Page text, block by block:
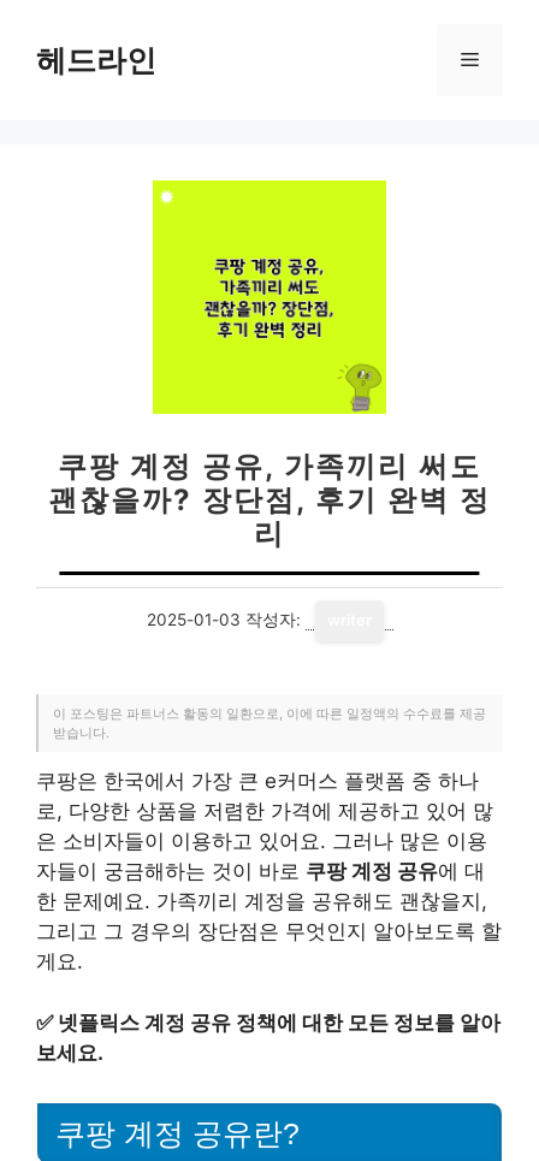
헤드라인 메
쿠팡 계정 공유, 가족끼리 써도
괜찮을까? 장단점, 후기 완벽 정
리
2025-01-03 작성자:
이 포스팅은 파트너스 활동의 일환으로, 이에 따른 일정액의 수수료를 제공
받습니다.
쿠팡은 한국에서 가장 큰 e커머스 플랫폼 중 하나
로, 다양한 상품을 저렴한 가격에 제공하고 있어 많
은 소비자들이 이용하고 있어요. 그러나 많은 이용
자들이 궁금해하는 것이 바로 쿠팡 계정 공유에 대
한 문제예요. 가족끼리 계정을 공유해도 괜찮을지,
그리고 그 경우의 장단점은 무엇인지 알아보도록 할
게요.
✅ 넷플릭스 계정 공유 정책에 대한 모든 정보를 알아
보세요.
쿠팡 계정 공유란?